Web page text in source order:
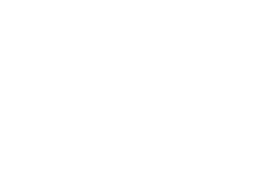
63 kW, Benzine, 5 deuren